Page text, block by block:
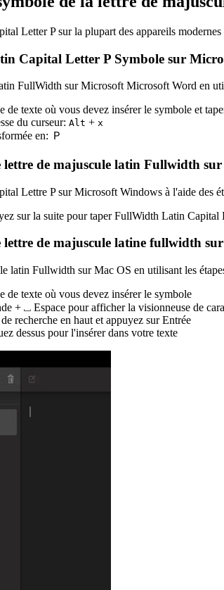
Letter P sur la plupart des appareils modernes
Capital Letter P Symbole sur
FullWidth sur Microsoft Microsoft Word en
de texte où vous devez insérer le symbole et
du curseur: Alt + x
en: Ｐ
lettre de majuscule latin Fullwidth
Lettre P sur Microsoft Windows à l'aide des
sur la suite pour taper FullWidth Latin Capital
de majuscule latine fullwidth
latin Fullwidth sur Mac OS en utilisant les
de texte où vous devez insérer le symbole
+ ⎵ Espace pour afficher la visionneuse de
recherche en haut et appuyez sur Entrée
dessus pour l'insérer dans votre texte